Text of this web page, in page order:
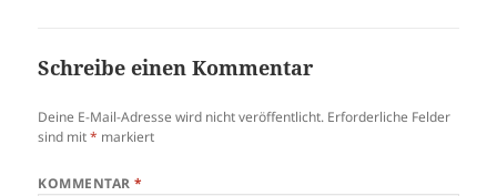
Schreibe einen Kommentar
Deine E-Mail-Adresse wird nicht veröffentlicht. Erforderliche Felder
sind mit* markiert
KOMMENTAR*